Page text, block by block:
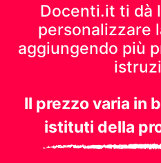
Docenti.it ti dà
personalizzare
aggiungendo più
Il prezzo varia in
istituti della